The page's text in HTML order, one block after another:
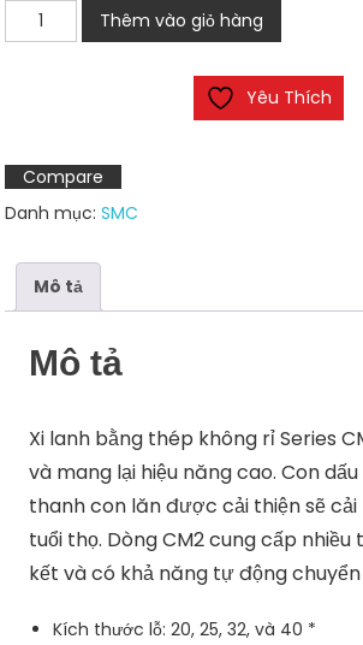
SMC
CDM2B25-
25/50/75/100/125/150/175/200Z
Thêm vào giỏ hàng
Yêu Thích
Compare
Danh mục:SMC
Mô tả
Mô tả
Xi lanh bằng thép không rỉ Series
và mang lại hiệu năng cao. Con
thanh con lăn được cải thiện sẽ
tuổi thọ. Dòng CM2 cung cấp nhiều
kết và có khả năng tự động chuyển
Kích thước lỗ: 20, 25, 32, và 40 *